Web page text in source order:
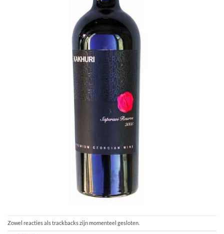
Zowel reacties als trackbacks zijn momenteel gesloten.